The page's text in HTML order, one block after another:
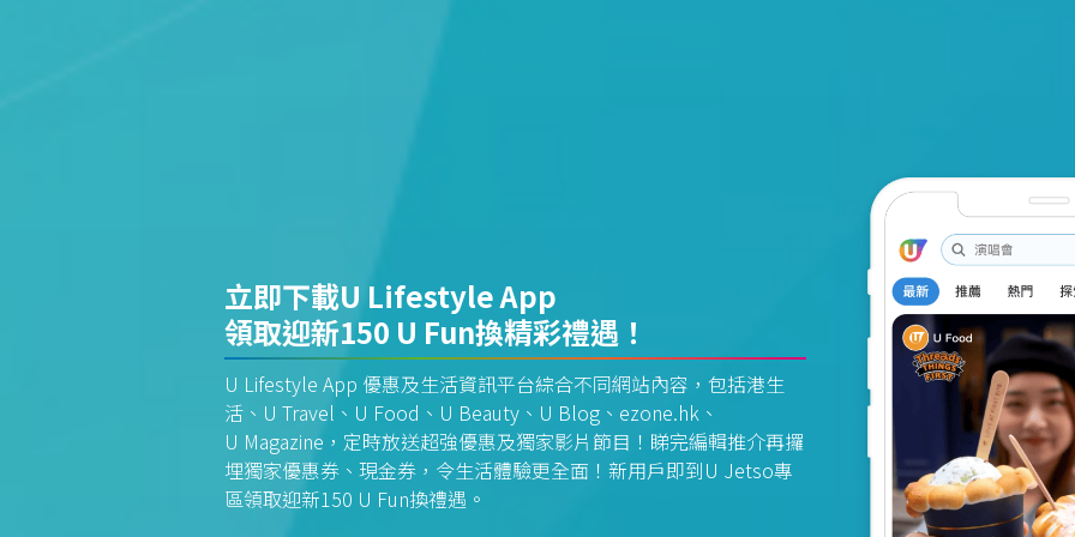
立即下載U Lifestyle App
領取迎新150 U Fun換精彩禮遇！
U Lifestyle App 優惠及生活資訊平台綜合不同網站內容，包括港生
活、U Travel、U Food、U Beauty、U Blog、ezone.hk、
U Magazine，定時放送超強優惠及獨家影片節目！睇完編輯推介再攞
埋獨家優惠券、現金券，令生活體驗更全面！新用戶即到U Jetso專
區領取迎新150 U Fun換禮遇。